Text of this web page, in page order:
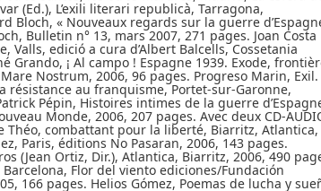
(Ed.), L’exili literari republicà, Tarragona,
Bloch, « Nouveaux regards sur la guerre
Bulletin n° 13, mars 2007, 271 pages. Joan Costa
Valls, edició a cura d’Albert Balcells, Cossetania
Grando, ¡ Al campo ! Espagne 1939. Exode,
Nostrum, 2006, 96 pages. Progreso Marin, Exil.
résistance au franquisme, Portet-sur-Garonne,
Pépin, Histoires intimes de la guerre
Monde, 2006, 207 pages. Avec deux CD-
combattant pour la liberté, Biarritz, Atlantica,
Paris, éditions No Pasaran, 2006, 143 pages.
(Jean Ortiz, Dir.), Atlantica, Biarritz, 2006, 490
Flor del viento ediciones/Fundación
166 pages. Helios Gómez, Poemas de lucha y